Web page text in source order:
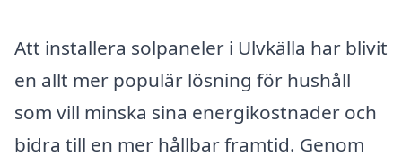
Att installera solpaneler i Ulvkälla har blivit
en allt mer populär lösning för hushåll
som vill minska sina energikostnader och
bidra till en mer hållbar framtid. Genom